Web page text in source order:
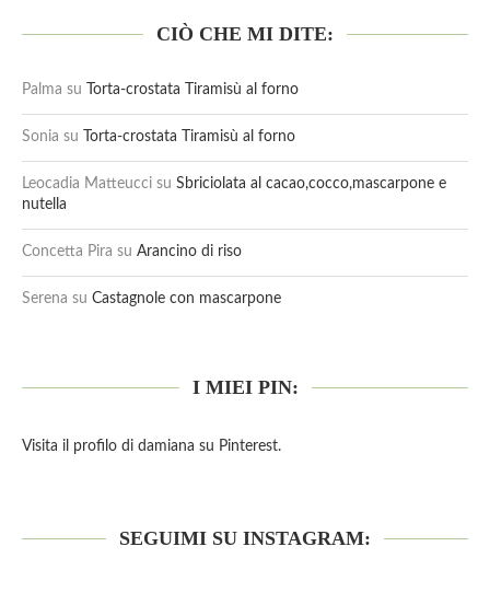
CIÒ CHE MI DITE:
Palma su Torta-crostata Tiramisù al forno
Sonia su Torta-crostata Tiramisù al forno
Leocadia Matteucci su Sbriciolata al cacao,cocco,mascarpone e
nutella
Concetta Pira su Arancino di riso
Serena su Castagnole con mascarpone
I MIEI PIN:
Visita il profilo di damiana su Pinterest.
SEGUIMI SU INSTAGRAM: